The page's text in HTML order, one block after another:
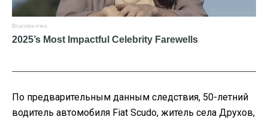
По предварительным данным следствия, 50-летний
водитель автомобиля Fiat Scudo, житель села Друхов,